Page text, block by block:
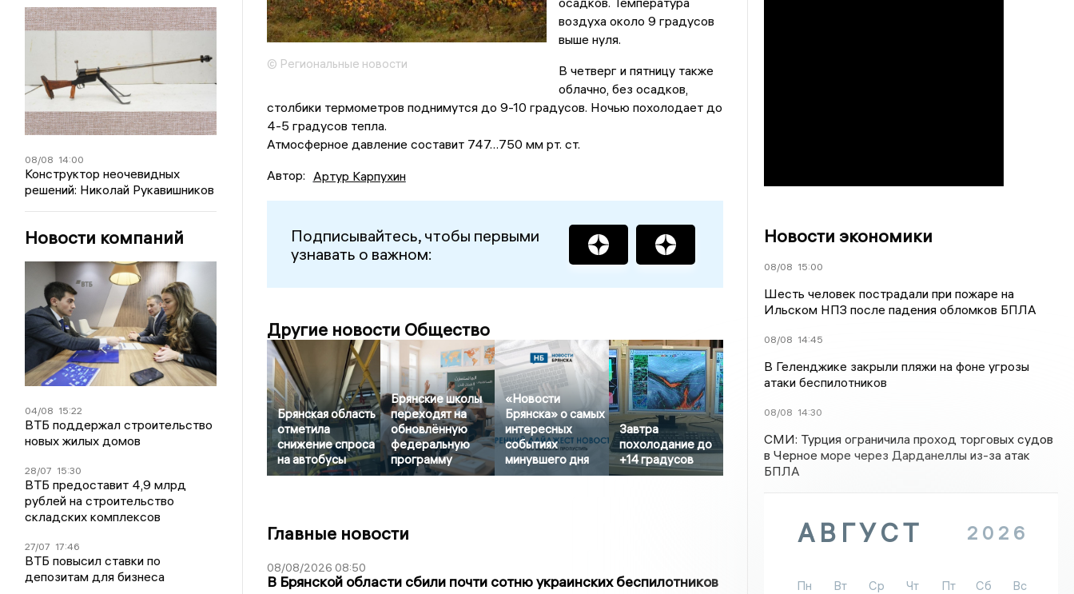
08/08 14:00
Конструктор неочевидных
решений: Николай Рукавишников
Новости компаний
04/08 15:22
ВТБ поддержал строительство
новых жилых домов
28/07 15:30
ВТБ предоставит 4,9 млрд
рублей на строительство
складских комплексов
27/07 17:46
ВТБ повысил ставки по
депозитам для бизнеса
© Региональные новости
воздуха около 9 градусов
выше нуля.
В четверг и пятницу также
облачно, без осадков,
столбики термометров поднимутся до 9-10 градусов. Ночью похолодает до
4-5 градусов тепла.
Атмосферное давление составит 747…750 мм рт. ст.
Автор: Артур Карпухин
Подписывайтесь, чтобы первыми
узнавать о важном:
Другие новости Общество
Брянская область
отметила
снижение спроса
на автобусы
Брянские школы
переходят на
обновлённую
федеральную
программу
«Новости
Брянска» о самых
интересных
событиях
минувшего дня
Завтра
похолодание до
+14 градусов
Главные новости
08/08/2026 08:50
В Брянской области сбили почти сотню украинских беспилотников
Новости экономики
08/08 15:00
Шесть человек пострадали при пожаре на
Ильском НПЗ после падения обломков БПЛА
08/08 14:45
В Геленджике закрыли пляжи на фоне угрозы
атаки беспилотников
08/08 14:30
СМИ: Турция ограничила проход торговых судов
в Черное море через Дарданеллы из-за атак
БПЛА
АВГУСТ 2026
Пн Вт Ср Чт Пт Сб
Вс